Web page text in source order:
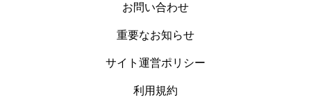
お問い合わせ
重要なお知らせ
サイト運営ポリシー
利用規約